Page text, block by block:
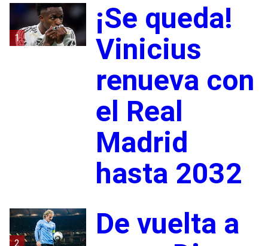
1
¡Se queda!
Vinicius
renueva con
el Real
Madrid
hasta 2032
2
De vuelta a